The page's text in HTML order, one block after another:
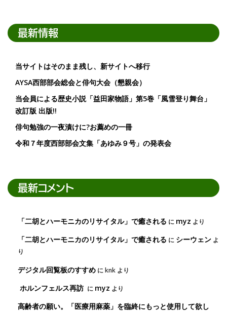
最新情報
当サイトはそのまま残し、新サイトへ移行
AYSA西部部会総会と俳句大会（懇親会）
当会員による歴史小説「益田家物語」第5巻「風雪登り舞台」
改訂版 出版!!
俳句勉強の一夜漬けに?お薦めの一冊
令和７年度西部部会文集「あゆみ９号」の発表会
最新コメント
「二胡とハーモニカのリサイタル」で癒される に myz より
「二胡とハーモニカのリサイタル」で癒される に シーウェン よ
り
デジタル回覧板のすすめ にknk より
ホルンフェルス再訪 に myz より
高齢者の願い。「医療用麻薬」を臨終にもっと使用して欲し